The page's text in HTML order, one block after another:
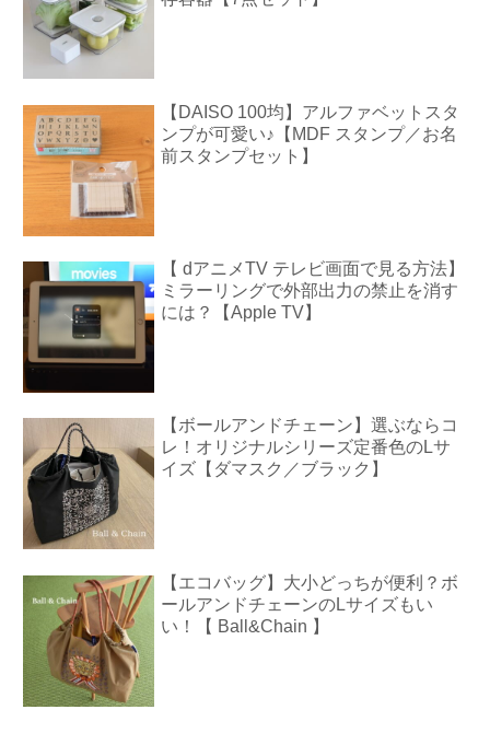
【DAISO 100均】アルファベットスタ
ンプが可愛い♪【MDF スタンプ／お名
前スタンプセット】
【 dアニメTV テレビ画面で見る方法】
ミラーリングで外部出力の禁止を消す
には？【Apple TV】
【ボールアンドチェーン】選ぶならコ
レ！オリジナルシリーズ定番色のLサ
イズ【ダマスク／ブラック】
【エコバッグ】大小どっちが便利？ボ
ールアンドチェーンのLサイズもい
い！【 Ball&Chain 】